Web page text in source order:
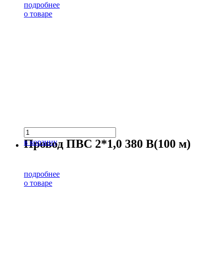
подробнее
о товаре
в корзину
Провод ПВС 2*1,0 380 В(100 м)
подробнее
о товаре